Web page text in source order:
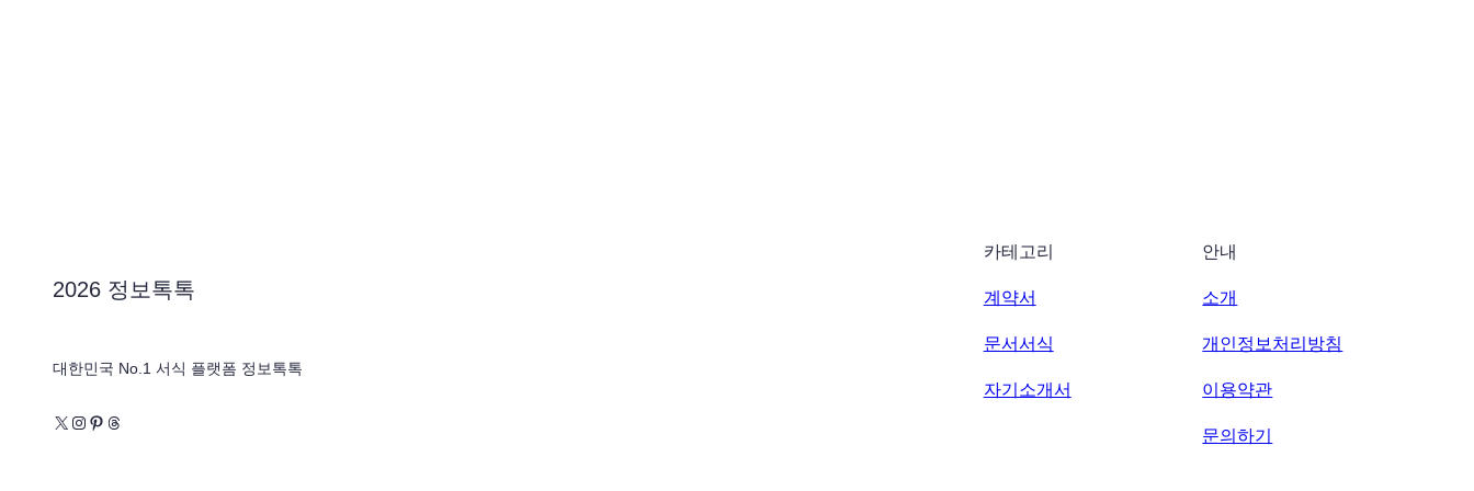
2026 정보톡톡
대한민국 No.1 서식 플랫폼 정보톡톡
X Instagram Pinterest Threads
카테고리
계약서
문서서식
자기소개서
안내
소개
개인정보처리방침
이용약관
문의하기